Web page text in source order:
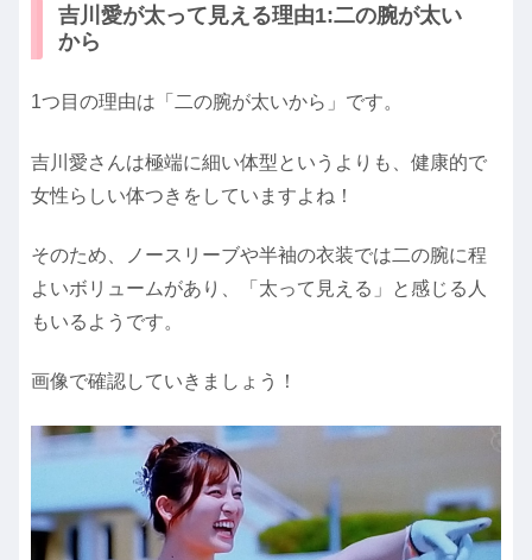
吉川愛が太って見える理由1:二の腕が太い
から
1つ目の理由は「二の腕が太いから」です。
吉川愛さんは極端に細い体型というよりも、健康的で
女性らしい体つきをしていますよね！
そのため、ノースリーブや半袖の衣装では二の腕に程
よいボリュームがあり、「太って見える」と感じる人
もいるようです。
画像で確認していきましょう！